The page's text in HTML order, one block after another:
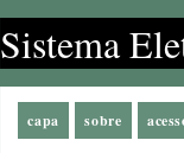
Sistema
capa sobre